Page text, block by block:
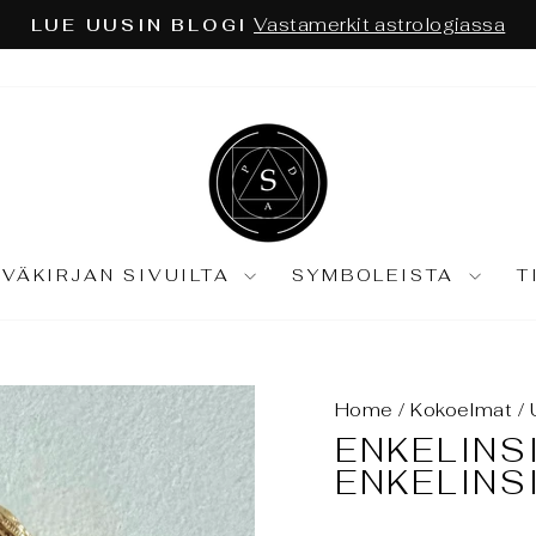
Keskeytä
EI RIITÄ: Astrologia ja tarot
SIVUILTA SYMBOLEISTA
Home / Kokoelmat /